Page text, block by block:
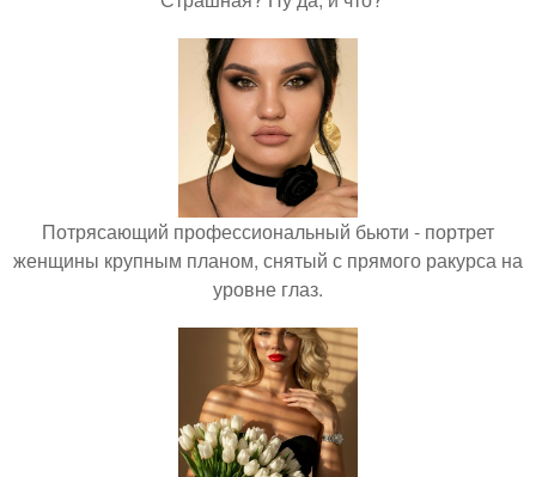
Потрясающий профессиональный бьюти - портрет
женщины крупным планом, снятый с прямого ракурса на
уровне глаз.